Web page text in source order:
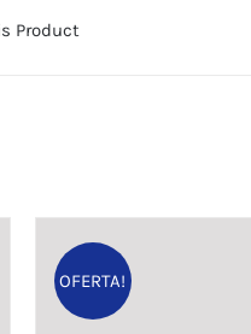
Product
OFERTA!